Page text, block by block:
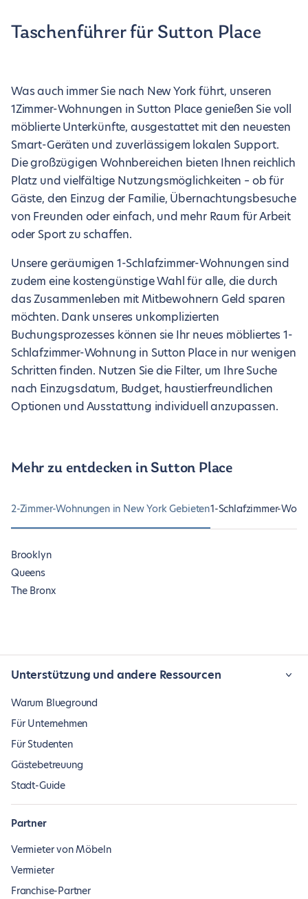
Taschenführer für Sutton Place
Was auch immer Sie nach New York führt, unseren
1Zimmer-Wohnungen in Sutton Place genießen Sie voll
möblierte Unterkünfte, ausgestattet mit den neuesten
Smart-Geräten und zuverlässigem lokalen Support.
Die großzügigen Wohnbereichen bieten Ihnen reichlich
Platz und vielfältige Nutzungsmöglichkeiten – ob für
Gäste, den Einzug der Familie, Übernachtungsbesuche
von Freunden oder einfach, und mehr Raum für Arbeit
oder Sport zu schaffen.
Unsere geräumigen 1-Schlafzimmer-Wohnungen sind
zudem eine kostengünstige Wahl für alle, die durch
das Zusammenleben mit Mitbewohnern Geld sparen
möchten. Dank unseres unkomplizierten
Buchungsprozesses können sie Ihr neues möbliertes 1-
Schlafzimmer-Wohnung in Sutton Place in nur wenigen
Schritten finden. Nutzen Sie die Filter, um Ihre Suche
nach Einzugsdatum, Budget, haustierfreundlichen
Optionen und Ausstattung individuell anzupassen.
Mehr zu entdecken in Sutton Place
2-Zimmer-Wohnungen in New York Gebieten1-Schlafzimmer-
Brooklyn
Queens
The Bronx
Unterstützung und andere Ressourcen
Warum Blueground
Für Unternehmen
Für Studenten
Gästebetreuung
Stadt-Guide
Partner
Vermieter von Möbeln
Vermieter
Franchise-Partner